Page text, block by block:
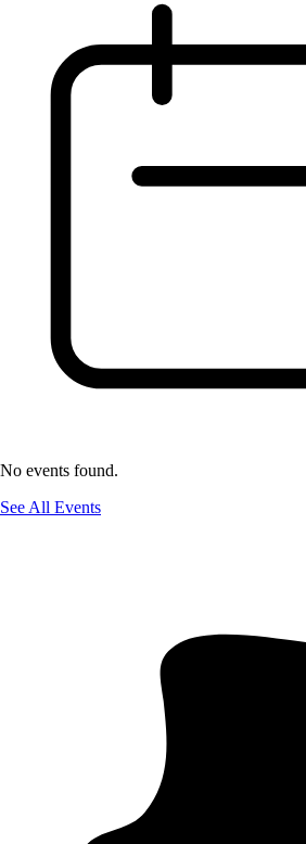
No events found.
See All Events